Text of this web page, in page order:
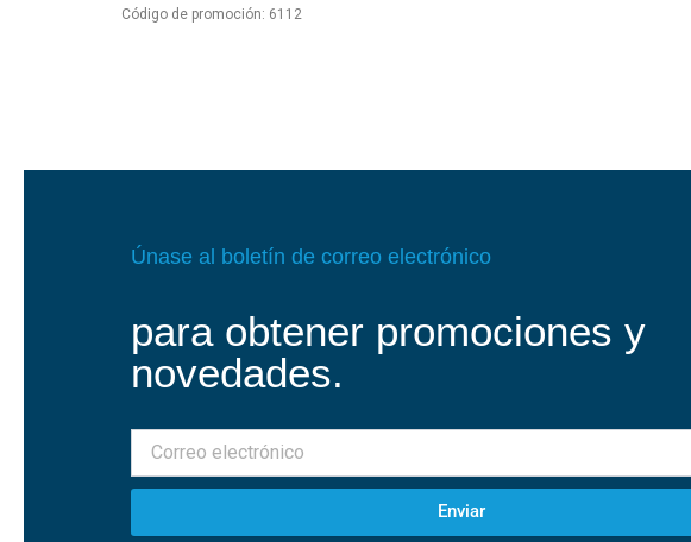
Código de promoción: 6112
Únase al boletín de correo electrónico
para obtener promociones y
novedades.
Enviar